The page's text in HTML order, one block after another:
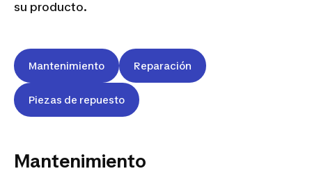
su producto.
Mantenimiento Reparación
Piezas de repuesto
Mantenimiento